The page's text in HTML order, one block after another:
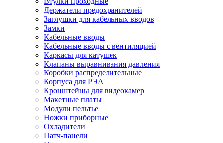
Держатели предохранителей
Заглушки для кабельных вводов
Замки
Кабельные вводы
Кабельные вводы с вентиляцией
Каркасы для катушек
Клапаны выравнивания давления
Коробки распределительные
Корпуса для РЭА
Кронштейны для видеокамер
Макетные платы
Модули пельтье
Ножки приборные
Охладители
Патч-панели